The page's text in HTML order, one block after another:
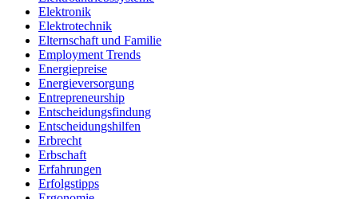
Elektronik
Elektrotechnik
Elternschaft und Familie
Employment Trends
Energiepreise
Energieversorgung
Entrepreneurship
Entscheidungsfindung
Entscheidungshilfen
Erbrecht
Erbschaft
Erfahrungen
Erfolgstipps